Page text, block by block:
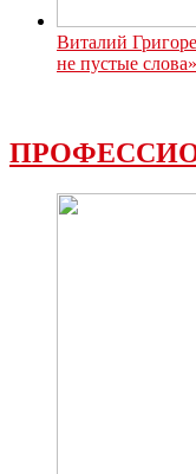
Виталий
не пустые слова»